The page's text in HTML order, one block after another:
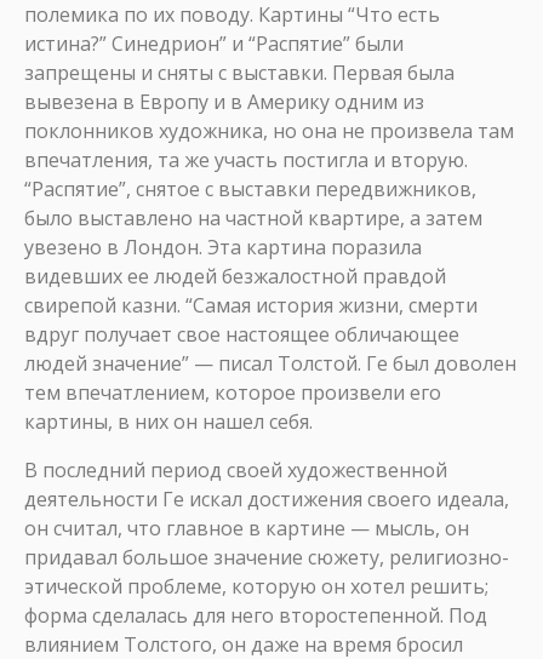
полемика по их поводу. Картины “Что есть
истина?” Синедрион” и “Распятие” были
запрещены и сняты с выставки. Первая была
вывезена в Европу и в Америку одним из
поклонников художника, но она не произвела там
впечатления, та же участь постигла и вторую.
“Распятие”, снятое с выставки передвижников,
было выставлено на частной квартире, а затем
увезено в Лондон. Эта картина поразила
видевших ее людей безжалостной правдой
свирепой казни. “Самая история жизни, смерти
вдруг получает свое настоящее обличающее
людей значение” — писал Толстой. Ге был доволен
тем впечатлением, которое произвели его
картины, в них он нашел себя.
В последний период своей художественной
деятельности Ге искал достижения своего идеала,
он считал, что главное в картине — мысль, он
придавал большое значение сюжету, религиозно-
этической проблеме, которую он хотел решить;
форма сделалась для него второстепенной. Под
влиянием Толстого, он даже на время бросил